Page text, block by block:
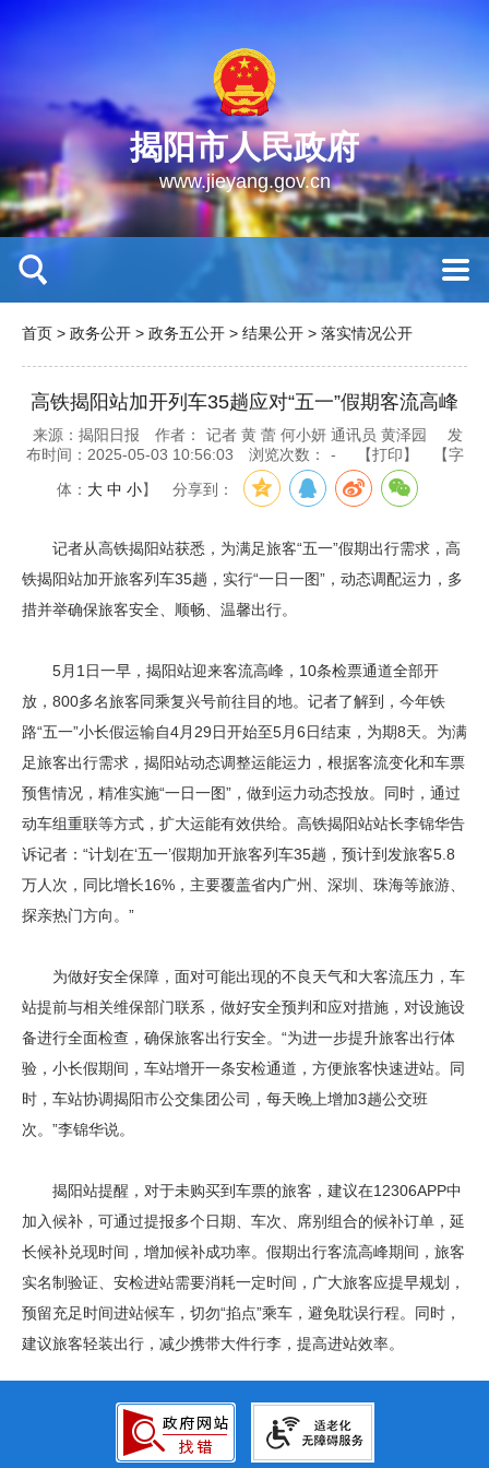
揭阳市人民政府
www.jieyang.gov.cn
首页 > 政务公开 > 政务五公开 > 结果公开 > 落实情况公开
高铁揭阳站加开列车35趟应对“五一”假期客流高峰
来源：揭阳日报 作者： 记者 黄 蕾 何小妍 通讯员 黄泽园
发
布时间：2025-05-03 10:56:03
浏览次数： - 【打印】 【字
体： 大 中 小】 分享到：
记者从高铁揭阳站获悉，为满足旅客“五一”假期出行需求，高
铁揭阳站加开旅客列车35趟，实行“一日一图”，动态调配运力，多
措并举确保旅客安全、顺畅、温馨出行。
5月1日一早，揭阳站迎来客流高峰，10条检票通道全部开
放，800多名旅客同乘复兴号前往目的地。记者了解到，今年铁
路“五一”小长假运输自4月29日开始至5月6日结束，为期8天。为满
足旅客出行需求，揭阳站动态调整运能运力，根据客流变化和车票
预售情况，精准实施“一日一图”，做到运力动态投放。同时，通过
动车组重联等方式，扩大运能有效供给。高铁揭阳站站长李锦华告
诉记者：“计划在‘五一’假期加开旅客列车35趟，预计到发旅客5.8
万人次，同比增长16%，主要覆盖省内广州、深圳、珠海等旅游、
探亲热门方向。”
为做好安全保障，面对可能出现的不良天气和大客流压力，车
站提前与相关维保部门联系，做好安全预判和应对措施，对设施设
备进行全面检查，确保旅客出行安全。“为进一步提升旅客出行体
验，小长假期间，车站增开一条安检通道，方便旅客快速进站。同
时，车站协调揭阳市公交集团公司，每天晚上增加3趟公交班
次。”李锦华说。
揭阳站提醒，对于未购买到车票的旅客，建议在12306APP中
加入候补，可通过提报多个日期、车次、席别组合的候补订单，延
长候补兑现时间，增加候补成功率。假期出行客流高峰期间，旅客
实名制验证、安检进站需要消耗一定时间，广大旅客应提早规划，
预留充足时间进站候车，切勿“掐点”乘车，避免耽误行程。同时，
建议旅客轻装出行，减少携带大件行李，提高进站效率。